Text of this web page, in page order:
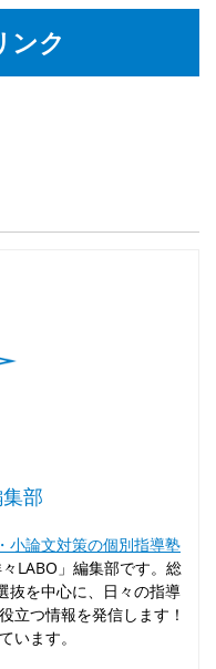
ンク
部
小論文対策の個別指導塾
LABO」編集部です。総
抜を中心に、日々の指導
立つ情報を発信します！
います。